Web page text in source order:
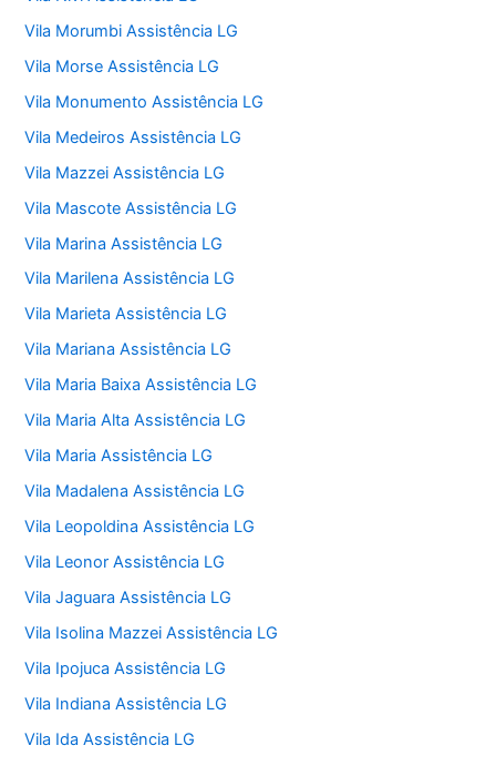
Vila Morumbi Assistência LG
Vila Morse Assistência LG
Vila Monumento Assistência LG
Vila Medeiros Assistência LG
Vila Mazzei Assistência LG
Vila Mascote Assistência LG
Vila Marina Assistência LG
Vila Marilena Assistência LG
Vila Marieta Assistência LG
Vila Mariana Assistência LG
Vila Maria Baixa Assistência LG
Vila Maria Alta Assistência LG
Vila Maria Assistência LG
Vila Madalena Assistência LG
Vila Leopoldina Assistência LG
Vila Leonor Assistência LG
Vila Jaguara Assistência LG
Vila Isolina Mazzei Assistência LG
Vila Ipojuca Assistência LG
Vila Indiana Assistência LG
Vila Ida Assistência LG